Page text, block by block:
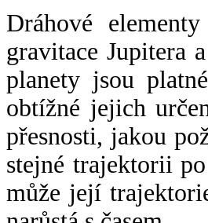
Dráhové
gravitace Jupitera
planety jsou
obtížné jejich
přesnosti, jakou
stejné trajektorii
může její